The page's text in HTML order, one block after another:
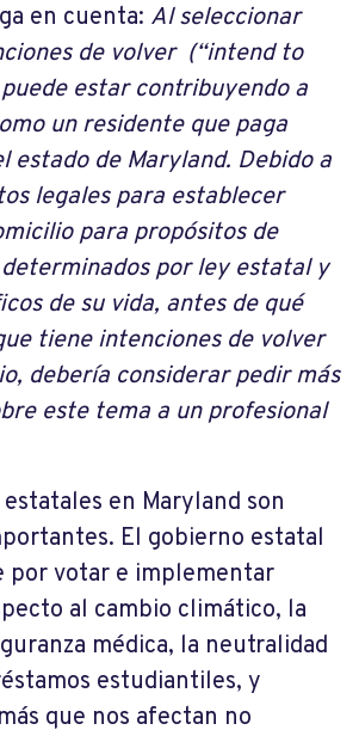
en cuenta: Al seleccionar
de volver (“intend to
estar contribuyendo a
un residente que paga
estado de Maryland. Debido a
legales para establecer
para propósitos de
por ley estatal y
de su vida, antes de qué
tiene intenciones de volver
debería considerar pedir más
este tema a un profesional
en Maryland son
El gobierno estatal
por votar e implementar
al cambio climático, la
médica, la neutralidad
estudiantiles, y
que nos afectan no